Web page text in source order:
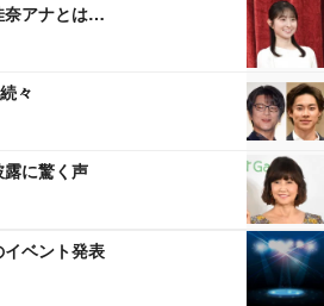
奈アナとは…
々
に驚く声
ベント発表